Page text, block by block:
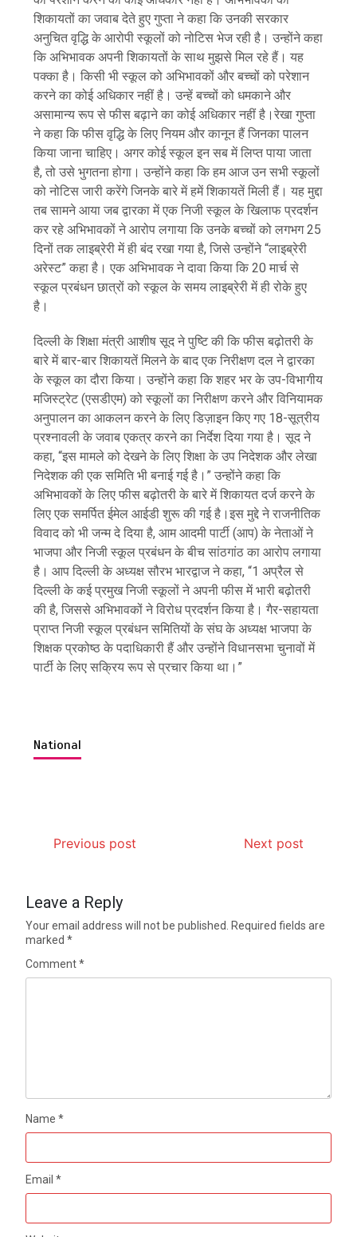
शिकायतों का जवाब देते हुए गुप्ता ने कहा कि उनकी सरकार
अनुचित वृद्धि के आरोपी स्कूलों को नोटिस भेज रही है। उन्होंने कहा
कि अभिभावक अपनी शिकायतों के साथ मुझसे मिल रहे हैं। यह
पक्का है। किसी भी स्कूल को अभिभावकों और बच्चों को परेशान
करने का कोई अधिकार नहीं है। उन्हें बच्चों को धमकाने और
असामान्य रूप से फीस बढ़ाने का कोई अधिकार नहीं है।रेखा गुप्ता
ने कहा कि फीस वृद्धि के लिए नियम और कानून हैं जिनका पालन
किया जाना चाहिए। अगर कोई स्कूल इन सब में लिप्त पाया जाता
है, तो उसे भुगतना होगा। उन्होंने कहा कि हम आज उन सभी स्कूलों
को नोटिस जारी करेंगे जिनके बारे में हमें शिकायतें मिली हैं। यह मुद्दा
तब सामने आया जब द्वारका में एक निजी स्कूल के खिलाफ प्रदर्शन
कर रहे अभिभावकों ने आरोप लगाया कि उनके बच्चों को लगभग 25
दिनों तक लाइब्रेरी में ही बंद रखा गया है, जिसे उन्होंने “लाइब्रेरी
अरेस्ट” कहा है। एक अभिभावक ने दावा किया कि 20 मार्च से
स्कूल प्रबंधन छात्रों को स्कूल के समय लाइब्रेरी में ही रोके हुए
है।
दिल्ली के शिक्षा मंत्री आशीष सूद ने पुष्टि की कि फीस बढ़ोतरी के
बारे में बार-बार शिकायतें मिलने के बाद एक निरीक्षण दल ने द्वारका
के स्कूल का दौरा किया। उन्होंने कहा कि शहर भर के उप-विभागीय
मजिस्ट्रेट (एसडीएम) को स्कूलों का निरीक्षण करने और विनियामक
अनुपालन का आकलन करने के लिए डिज़ाइन किए गए 18-सूत्रीय
प्रश्नावली के जवाब एकत्र करने का निर्देश दिया गया है। सूद ने
कहा, “इस मामले को देखने के लिए शिक्षा के उप निदेशक और लेखा
निदेशक की एक समिति भी बनाई गई है।” उन्होंने कहा कि
अभिभावकों के लिए फीस बढ़ोतरी के बारे में शिकायत दर्ज करने के
लिए एक समर्पित ईमेल आईडी शुरू की गई है।इस मुद्दे ने राजनीतिक
विवाद को भी जन्म दे दिया है, आम आदमी पार्टी (आप) के नेताओं ने
भाजपा और निजी स्कूल प्रबंधन के बीच सांठगांठ का आरोप लगाया
है। आप दिल्ली के अध्यक्ष सौरभ भारद्वाज ने कहा, “1 अप्रैल से
दिल्ली के कई प्रमुख निजी स्कूलों ने अपनी फीस में भारी बढ़ोतरी
की है, जिससे अभिभावकों ने विरोध प्रदर्शन किया है। गैर-सहायता
प्राप्त निजी स्कूल प्रबंधन समितियों के संघ के अध्यक्ष भाजपा के
शिक्षक प्रकोष्ठ के पदाधिकारी हैं और उन्होंने विधानसभा चुनावों में
पार्टी के लिए सक्रिय रूप से प्रचार किया था।”
National
Previous post Next post
Leave a Reply
Your email address will not be published.
Required fields are
marked*
Comment*
Name*
Email*